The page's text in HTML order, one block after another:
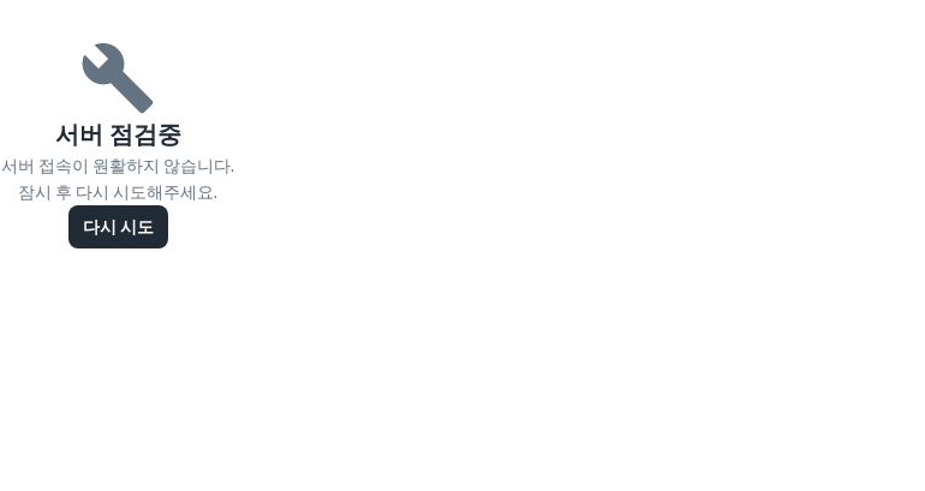
서버 점검중
서버 접속이 원활하지 않습니다.
잠시 후 다시 시도해주세요.
다시 시도